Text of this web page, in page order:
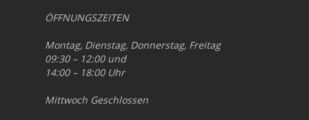
ÖFFNUNGSZEITEN
Montag, Dienstag, Donnerstag, Freitag
09:30 – 12:00 und
14:00 – 18:00 Uhr
Mittwoch Geschlossen